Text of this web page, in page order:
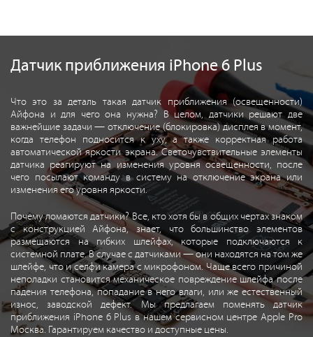
Датчик приближения iPhone 6 Plus
Что это за деталь такая датчик приближения (освещенности)
Айфона и для чего она нужна? В целом, датчики решают две
важнейшие задачи — отключение (блокировка) дисплея в момент,
когда телефон подносится к уху, а также корректная работа
автоматической яркости экрана. Светочувствительные элементы
датчика реагируют на изменения уровня освещенности, после
чего посылают команду в систему на отключение экрана или
изменения его уровня яркости.
Почему ломаются датчики? Все, кто хотя бы в общих чертах знаком
с конструкцией Айфона, знает, что большинство элементов
размещаются на гибких шлейфах, которые подключаются к
системной плате. В случае с датчиками — они находятся на том же
шлейфе, что и селфи камера с микрофоном. Чаще всего причиной
неполадки становится механическое повреждение шлейфа после
падения телефона, попадание в него влаги, или же естественный
износ, заводской дефект. Мы предлагаем поменять датчик
приближения iPhone 6 Plus в нашем сервисном центре Apple Pro
Москва. Гарантируем качество и доступные цены.